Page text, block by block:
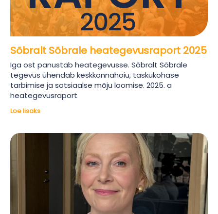
Sõbralt Sõbrale heategevusraport 2025
Iga ost panustab heategevusse. Sõbralt Sõbrale
tegevus ühendab keskkonnahoiu, taskukohase
tarbimise ja sotsiaalse mõju loomise. 2025. a
heategevusraport
Loe lisaks